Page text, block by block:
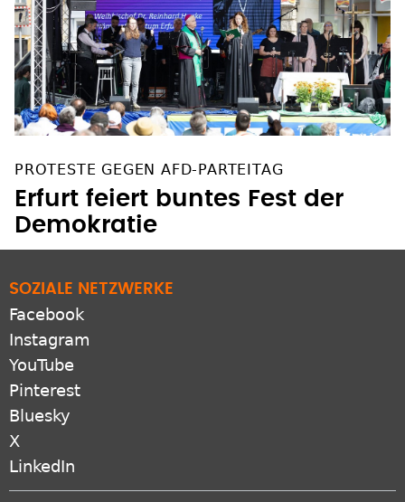
PROTESTE GEGEN AFD-PARTEITAG
Erfurt feiert buntes Fest der
Demokratie
SOZIALE NETZWERKE
Facebook
Instagram
YouTube
Pinterest
Bluesky
X
LinkedIn